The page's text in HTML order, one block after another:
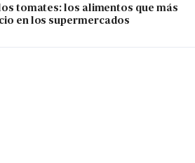
tomates: los alimentos que más
en los supermercados